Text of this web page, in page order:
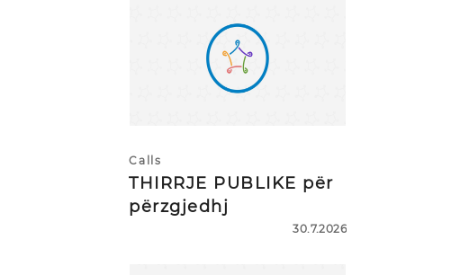
Calls
THIRRJE PUBLIKE për
përzgjedhj
30.7.2026